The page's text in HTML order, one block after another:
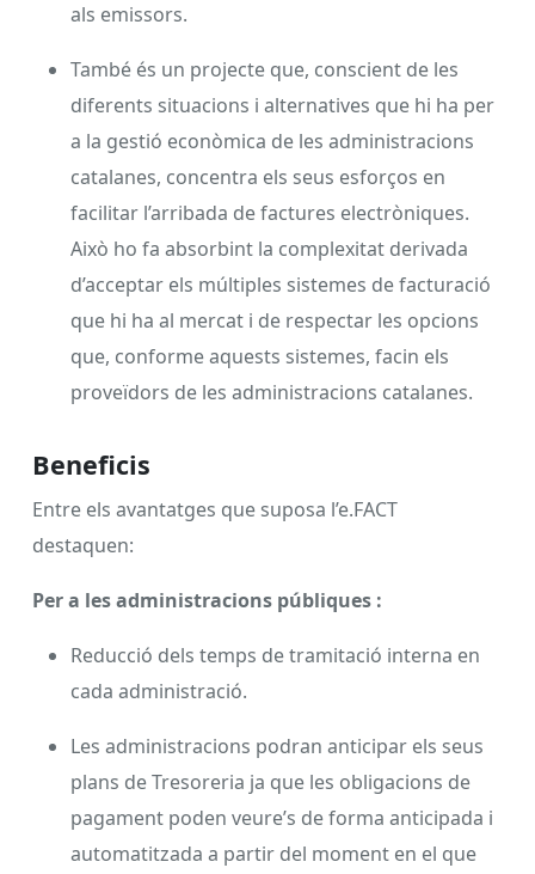
als emissors.
També és un projecte que, conscient de les
diferents situacions i alternatives que hi ha per
a la gestió econòmica de les administracions
catalanes, concentra els seus esforços en
facilitar l’arribada de factures electròniques.
Això ho fa absorbint la complexitat derivada
d’acceptar els múltiples sistemes de facturació
que hi ha al mercat i de respectar les opcions
que, conforme aquests sistemes, facin els
proveïdors de les administracions catalanes.
Beneficis
Entre els avantatges que suposa l’e.FACT
destaquen:
Per a les administracions públiques :
Reducció dels temps de tramitació interna en
cada administració.
Les administracions podran anticipar els seus
plans de Tresoreria ja que les obligacions de
pagament poden veure’s de forma anticipada i
automatitzada a partir del moment en el que